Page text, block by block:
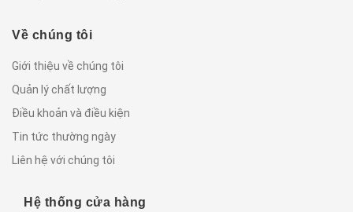
Về chúng tôi
Giới thiệu về chúng tôi
Quản lý chất lượng
Điều khoản và điều kiện
Tin tức thường ngày
Liên hệ với chúng tôi
Hệ thống cửa hàng